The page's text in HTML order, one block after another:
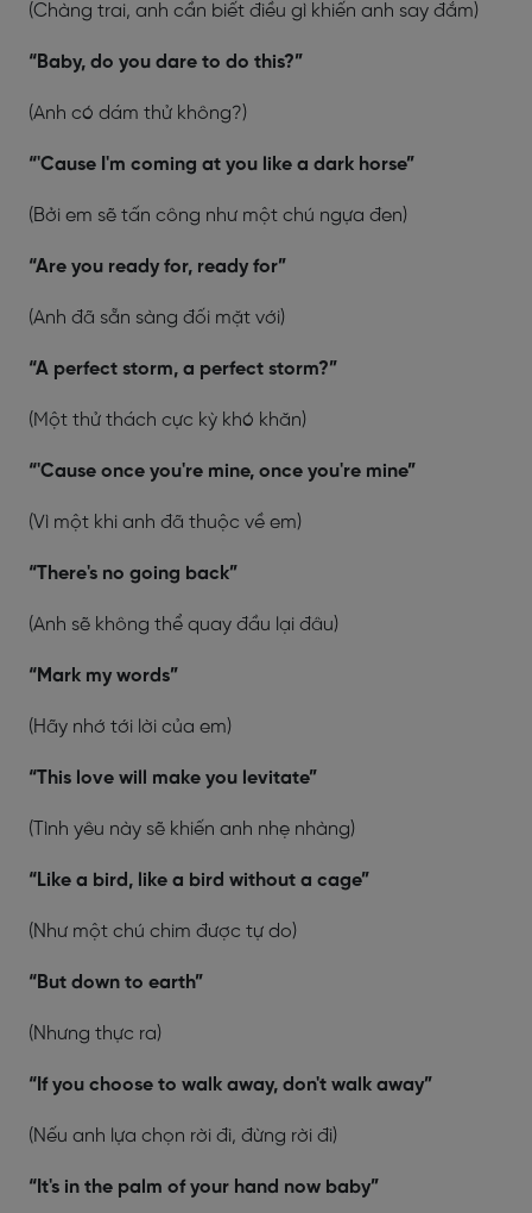
(Chàng trai, anh cần biết điều gì khiến anh say đắm)
“Baby, do you dare to do this?”
(Anh có dám thử không?)
“'Cause I'm coming at you like a dark horse”
(Bởi em sẽ tấn công như một chú ngựa đen)
“Are you ready for, ready for”
(Anh đã sẵn sàng đối mặt với)
“A perfect storm, a perfect storm?”
(Một thử thách cực kỳ khó khăn)
“'Cause once you're mine, once you're mine”
(Vì một khi anh đã thuộc về em)
“There's no going back”
(Anh sẽ không thể quay đầu lại đâu)
“Mark my words”
(Hãy nhớ tới lời của em)
“This love will make you levitate”
(Tình yêu này sẽ khiến anh nhẹ nhàng)
“Like a bird, like a bird without a cage”
(Như một chú chim được tự do)
“But down to earth”
(Nhưng thực ra)
“If you choose to walk away, don't walk away”
(Nếu anh lựa chọn rời đi, đừng rời đi)
“It's in the palm of your hand now baby”